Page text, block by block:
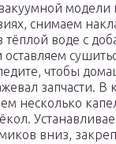
снимаем
воде с
чтобы
запчасти.
несколько
вниз,